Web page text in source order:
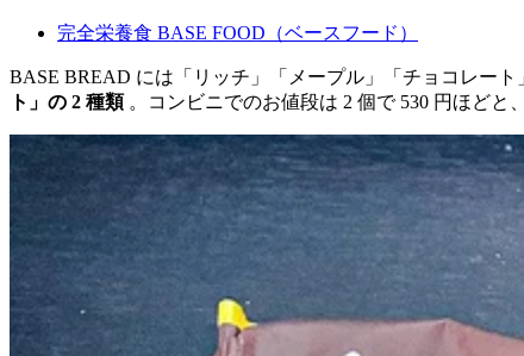
完全栄養食 BASE FOOD（ベースフード）
BASE BREAD には「リッチ」「メープル」「チョコレー
ト」の 2 種類。コンビニでのお値段は 2 個で 530 円ほどと